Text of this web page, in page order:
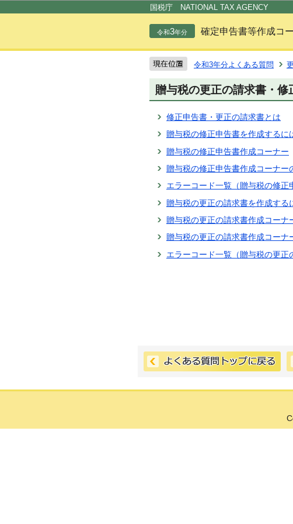
国税庁 NATIONAL TAX AGENCY
令和3年分 確定申告書等作成コ
令和3年分よくある質問
贈与税の更正の請求書・修
修正申告書・更正の請求書とは
贈与税の修正申告書を作成するに
贈与税の修正申告書作成コーナー
贈与税の修正申告書作成コーナー
エラーコード一覧（贈与税の修正
贈与税の更正の請求書を作成する
贈与税の更正の請求書作成コーナ
贈与税の更正の請求書作成コーナ
エラーコード一覧（贈与税の更正